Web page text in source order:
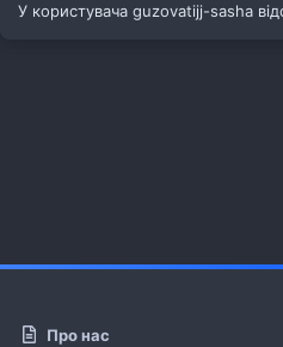
У користувача guzovatijj-sasha
Про нас